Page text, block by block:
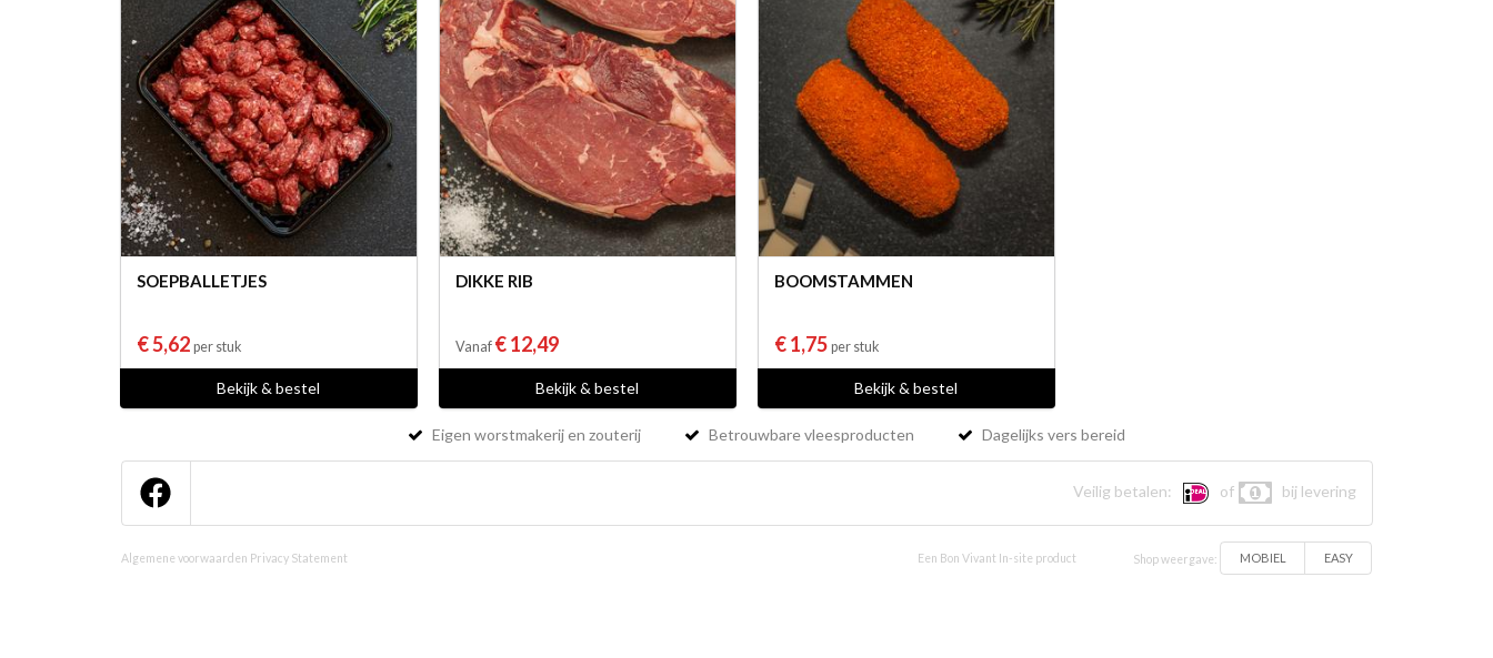
SOEPBALLETJES
€ 5,62 per stuk
Bekijk & bestel
DIKKE RIB
Vanaf € 12,49
Bekijk & bestel
BOOMSTAMMEN
€ 1,75 per stuk
Bekijk & bestel
Eigen worstmakerij en zouterij Betrouwbare vleesproducten Dagelijks vers bereid
Veilig betalen: of bij levering
Algemene voorwaarden Privacy Statement Een Bon Vivant In-site product Shop weergave: MOBIEL EASY